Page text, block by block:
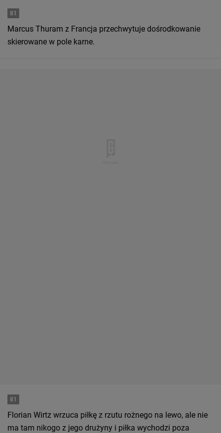
81
Marcus Thuram z Francja przechwytuje dośrodkowanie
skierowane w pole karne.
81
Florian Wirtz wrzuca piłkę z rzutu rożnego na lewo, ale nie
ma tam nikogo z jego drużyny i piłka wychodzi poza